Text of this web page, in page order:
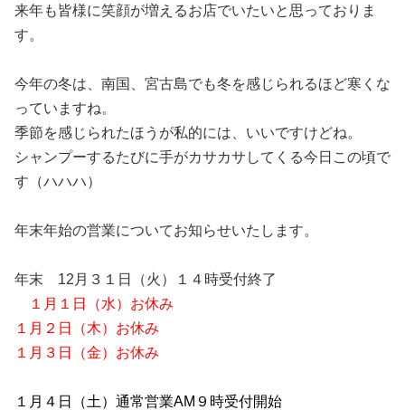
来年も皆様に笑顔が増えるお店でいたいと思っておりま
す。
今年の冬は、南国、宮古島でも冬を感じられるほど寒くな
っていますね。
季節を感じられたほうが私的には、いいですけどね。
シャンプーするたびに手がカサカサしてくる今日この頃で
す（ハハハ）
年末年始の営業についてお知らせいたします。
年末 12月３１日（火）１４時受付終了
１月１日（水）お休み
１月２日（木）お休み
１月３日（金）お休み
１月４日（土）通常営業AM９時受付開始